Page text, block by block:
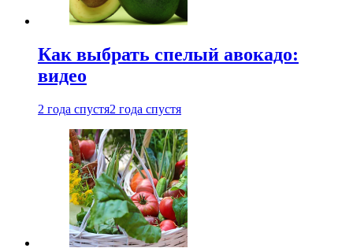
Как выбрать спелый авокадо:
видео
2 года спустя2 года спустя